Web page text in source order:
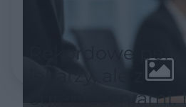
Rekordowe
ograniczeniami.